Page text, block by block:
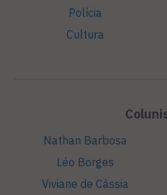
Polícia
Cultura
Nathan Barbosa
Léo Borges
Viviane de Cássia